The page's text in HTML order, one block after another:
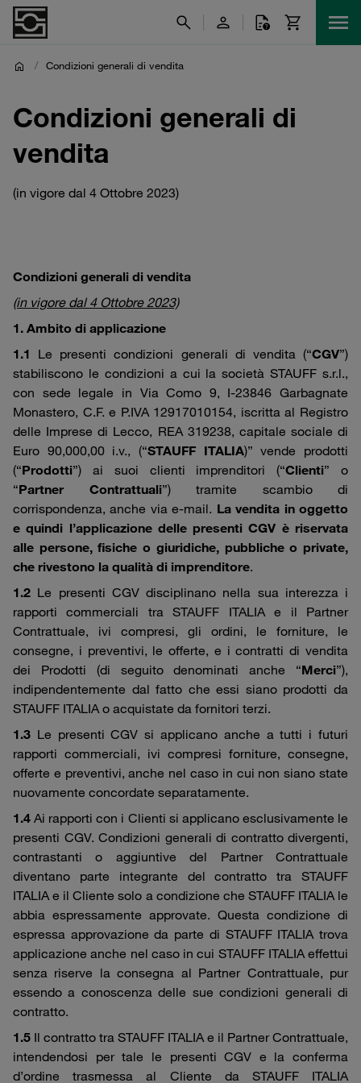
/ Condizioni generali di vendita
Condizioni generali di
vendita
(in vigore dal 4 Ottobre 2023)
Condizioni generali di vendita
(in vigore dal 4 Ottobre 2023)
1. Ambito di applicazione
1.1 Le presenti condizioni generali di vendita (“CGV”)
stabiliscono le condizioni a cui la società STAUFF s.r.l.,
con sede legale in Via Como 9, I-23846 Garbagnate
Monastero, C.F. e P.IVA 12917010154, iscritta al Registro
delle Imprese di Lecco, REA 319238, capitale sociale di
Euro 90,000,00 i.v., (“STAUFF ITALIA)” vende prodotti
(“Prodotti”) ai suoi clienti imprenditori (“Clienti” o
“Partner Contrattuali”) tramite scambio di
corrispondenza, anche via e-mail. La vendita in oggetto
e quindi l’applicazione delle presenti CGV è riservata
alle persone, fisiche o giuridiche, pubbliche o private,
che rivestono la qualità di imprenditore.
1.2 Le presenti CGV disciplinano nella sua interezza i
rapporti commerciali tra STAUFF ITALIA e il Partner
Contrattuale, ivi compresi, gli ordini, le forniture, le
consegne, i preventivi, le offerte, e i contratti di vendita
dei Prodotti (di seguito denominati anche “Merci”),
indipendentemente dal fatto che essi siano prodotti da
STAUFF ITALIA o acquistate da fornitori terzi.
1.3 Le presenti CGV si applicano anche a tutti i futuri
rapporti commerciali, ivi compresi forniture, consegne,
offerte e preventivi, anche nel caso in cui non siano state
nuovamente concordate separatamente.
1.4 Ai rapporti con i Clienti si applicano esclusivamente le
presenti CGV. Condizioni generali di contratto divergenti,
contrastanti o aggiuntive del Partner Contrattuale
diventano parte integrante del contratto tra STAUFF
ITALIA e il Cliente solo a condizione che STAUFF ITALIA le
abbia espressamente approvate. Questa condizione di
espressa approvazione da parte di STAUFF ITALIA trova
applicazione anche nel caso in cui STAUFF ITALIA effettui
senza riserve la consegna al Partner Contrattuale, pur
essendo a conoscenza delle sue condizioni generali di
contratto.
1.5 Il contratto tra STAUFF ITALIA e il Partner Contrattuale,
intendendosi per tale le presenti CGV e la conferma
d’ordine trasmessa al Cliente da STAUFF ITALIA